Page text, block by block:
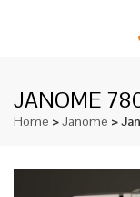
JANOME
Home >Janome >